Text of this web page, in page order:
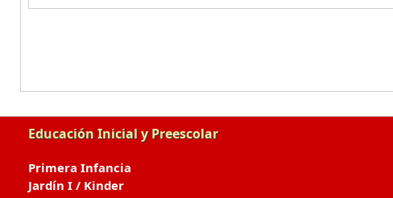
Educación Inicial y Preescolar
Primera Infancia
Jardín I / Kinder